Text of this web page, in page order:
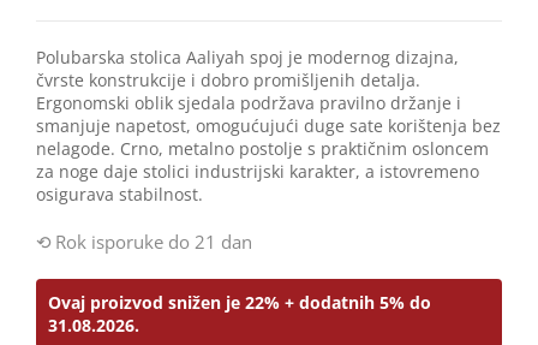
Polubarska stolica Aaliyah spoj je modernog dizajna,
čvrste konstrukcije i dobro promišljenih detalja.
Ergonomski oblik sjedala podržava pravilno držanje i
smanjuje napetost, omogućujući duge sate korištenja bez
nelagode. Crno, metalno postolje s praktičnim osloncem
za noge daje stolici industrijski karakter, a istovremeno
osigurava stabilnost.
Rok isporuke do 21 dan
Ovaj proizvod snižen je 22% + dodatnih 5% do
31.08.2026.